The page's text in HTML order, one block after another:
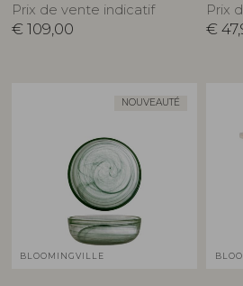
Prix de vente indicatif
€ 109,00
Prix
€
NOUVEAUTÉ
BLOOMINGVILLE